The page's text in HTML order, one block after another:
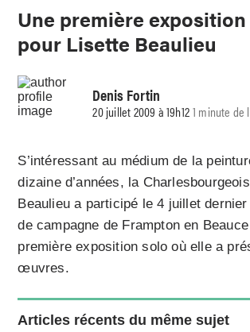
Une première
pour Lisette Beaulieu
Denis Fortin
20 juillet 2009 à 19h121 minute de
S’intéressant au médium de la
dizaine d’années, la
Beaulieu a participé le 4 juillet
de campagne de Frampton en
première exposition solo où elle a
œuvres.
Articles récents du même sujet